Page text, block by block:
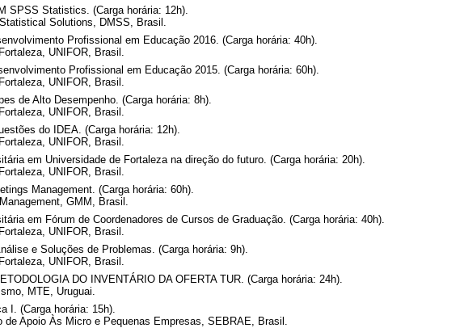
SPSS Statistics. (Carga horária: 12h).
Solutions, DMSS, Brasil.
Profissional em Educação 2016. (Carga horária: 40h).
UNIFOR, Brasil.
Profissional em Educação 2015. (Carga horária: 60h).
UNIFOR, Brasil.
de Alto Desempenho. (Carga horária: 8h).
UNIFOR, Brasil.
do IDEA. (Carga horária: 12h).
UNIFOR, Brasil.
em Universidade de Fortaleza na direção do futuro. (Carga horária: 20h).
UNIFOR, Brasil.
Management. (Carga horária: 60h).
GMM, Brasil.
em Fórum de Coordenadores de Cursos de Graduação. (Carga horária: 40h).
UNIFOR, Brasil.
e Soluções de Problemas. (Carga horária: 9h).
UNIFOR, Brasil.
DO INVENTÁRIO DA OFERTA TUR. (Carga horária: 24h).
MTE, Uruguai.
I. (Carga horária: 15h).
de Apoio Às Micro e Pequenas Empresas, SEBRAE, Brasil.